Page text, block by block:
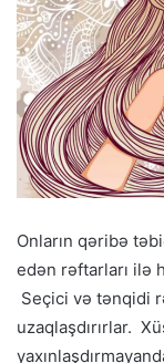
Onların qəribə
edən rəftarları ilə
Seçici və tənqidi
uzaqlaşdırırlar.